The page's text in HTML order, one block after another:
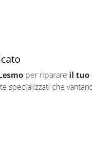
per riparare il tuo
che